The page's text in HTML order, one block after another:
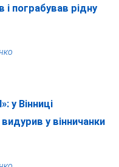
і пограбував рідну
у Вінниці
у вінничанки